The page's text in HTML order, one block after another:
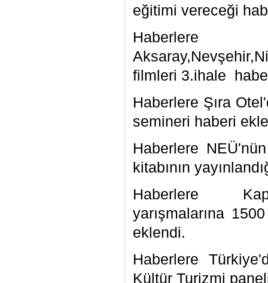
eğitimi vereceği
filmleri 3.ihale
Haberlere Şıra
semineri haberi
Haberlere
kitabının
Haberlere
yarışmalarına
eklendi.
Haberlere
Kültür Turizmi